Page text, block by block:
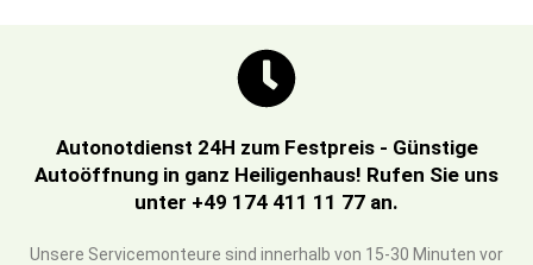
Autonotdienst 24H zum Festpreis - Günstige
Autoöffnung in ganz Heiligenhaus! Rufen Sie uns
unter +49 174 411 11 77 an.
Unsere Servicemonteure sind innerhalb von 15-30 Minuten vor